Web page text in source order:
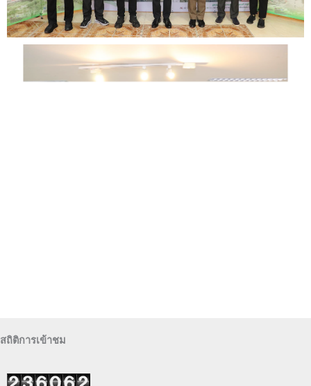
สถิติการเข้าชม